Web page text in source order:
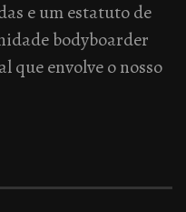
e um estatuto de
bodyboarder
que envolve o nosso